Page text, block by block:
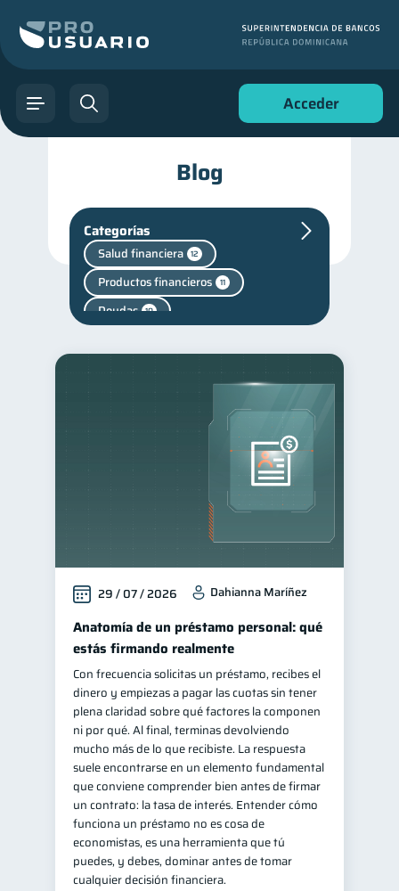
Acceder
Blog
Categorías
Salud financiera 12
Productos financieros 11
Deudas 10
Finanzas para jóvenes 30
Control de deudas 30
Finanzas familiares 25
Inclusión financiera 22
Bienestar financiero 22
Finanzas para mujeres 20
Seguridad financiera 13
Organización Financiera 10
Préstamos 8 Ahorro 8
Consejos
Tarjeta de crédito 6
Servicios
Derechos & Deberes 4
29 / 07 / 2026 Dahianna Maríñez
Anatomía de un préstamo personal: qué
estás firmando realmente
Con frecuencia solicitas un préstamo, recibes el
dinero y empiezas a pagar las cuotas sin tener
plena claridad sobre qué factores la componen
ni por qué. Al final, terminas devolviendo
mucho más de lo que recibiste. La respuesta
suele encontrarse en un elemento fundamental
que conviene comprender bien antes de firmar
un contrato: la tasa de interés. Entender cómo
funciona un préstamo no es cosa de
economistas, es una herramienta que tú
puedes, y debes, dominar antes de tomar
cualquier decisión financiera.